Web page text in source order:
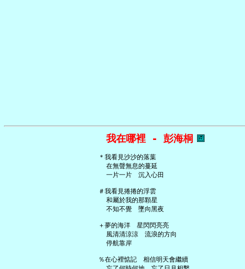
我在哪裡 - 彭海桐
   ＊我看見沙沙的落葉
     在無聲無息的蔓延
     一片一片　沉入心田
   ＃我看見捲捲的浮雲
     和屬於我的那顆星
     不知不覺　墜向黑夜
   ＋夢的海洋　星閃閃亮亮
     風清清涼涼　流浪的方向
     停航靠岸
   ％在心裡惦記　相信明天會繼續